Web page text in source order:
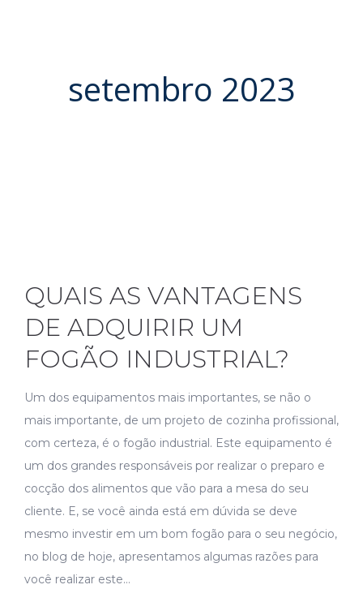
setembro 2023
QUAIS AS VANTAGENS
DE ADQUIRIR UM
FOGÃO INDUSTRIAL?
Um dos equipamentos mais importantes, se não o
mais importante, de um projeto de cozinha profissional,
com certeza, é o fogão industrial. Este equipamento é
um dos grandes responsáveis por realizar o preparo e
cocção dos alimentos que vão para a mesa do seu
cliente. E, se você ainda está em dúvida se deve
mesmo investir em um bom fogão para o seu negócio,
no blog de hoje, apresentamos algumas razões para
você realizar este…